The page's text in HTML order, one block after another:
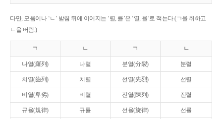
다만, 모음이나 ‘ㄴ’ 받침 뒤에 이어지는 ‘렬, 률’은 ‘열, 율’로 적는다.(ㄱ을 취하고
ㄴ을 버림.)
ㄱ ㄴ ㄱ ㄴ
나열(羅列) 나렬 분열(分裂) 분렬
치열(齒列) 치렬 선열(先烈) 선렬
비열(卑劣) 비렬 진열(陳列) 진렬
규율(規律) 규률 선율(旋律) 선률